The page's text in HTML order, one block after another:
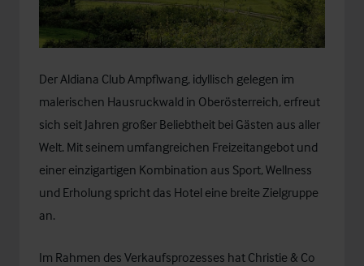
Der Aldiana Club Ampflwang, idyllisch gelegen im
malerischen Hausruckwald in Oberösterreich, erfreut
sich seit Jahren großer Beliebtheit bei Gästen aus aller
Welt. Mit seinem umfangreichen Freizeitangebot und
einer einzigartigen Kombination aus Sport, Wellness
und Erholung spricht das Hotel eine breite Zielgruppe
an.
Im Rahmen des Verkaufsprozesses hat Christie & Co